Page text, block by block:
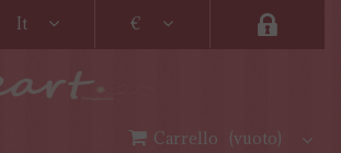
It €
Carrello (vuoto)